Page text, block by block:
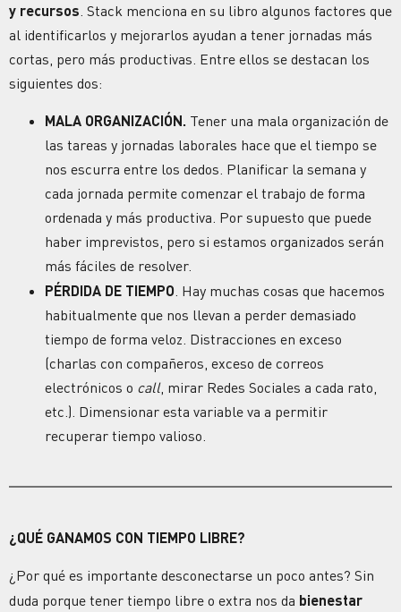
y recursos . Stack menciona en su libro algunos factores que
al identificarlos y mejorarlos ayudan a tener jornadas más
cortas, pero más productivas. Entre ellos se destacan los
siguientes dos:
MALA ORGANIZACIÓN. Tener una mala organización de
las tareas y jornadas laborales hace que el tiempo se
nos escurra entre los dedos. Planificar la semana y
cada jornada permite comenzar el trabajo de forma
ordenada y más productiva. Por supuesto que puede
haber imprevistos, pero si estamos organizados serán
más fáciles de resolver.
PÉRDIDA DE TIEMPO. Hay muchas cosas que hacemos
habitualmente que nos llevan a perder demasiado
tiempo de forma veloz. Distracciones en exceso
(charlas con compañeros, exceso de correos
electrónicos o call, mirar Redes Sociales a cada rato,
etc.). Dimensionar esta variable va a permitir
recuperar tiempo valioso.
¿QUÉ GANAMOS CON TIEMPO LIBRE?
¿Por qué es importante desconectarse un poco antes? Sin
duda porque tener tiempo libre o extra nos da bienestar